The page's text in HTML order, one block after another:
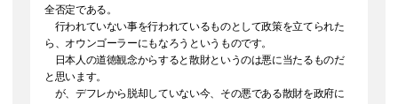
全否定である。
行われていない事を行われているものとして政策を立てられた
ら、オウンゴーラーにもなろうというものです。
日本人の道徳観念からすると散財というのは悪に当たるものだ
と思います。
が、デフレから脱却していない今、その悪である散財を政府に